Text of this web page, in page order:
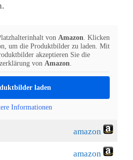
von Amazon . Klicken
um die Produktbilder zu laden. Mit
akzeptieren Sie die
von Amazon
laden
Informationen
amazon
amazon